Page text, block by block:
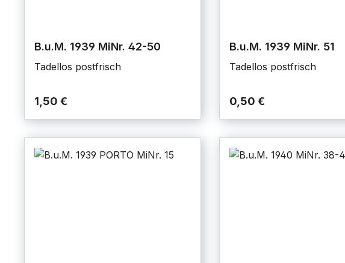
B.u.M. 1939 MiNr. 42-50
Tadellos postfrisch
1,50 €
B.u.M. 1939 MiNr. 51
Tadellos postfrisch
0,50 €